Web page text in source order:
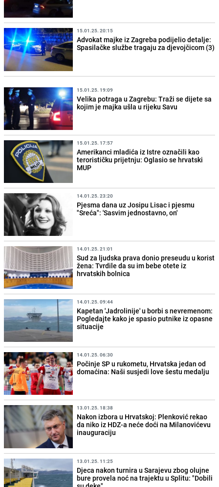
15.01.25. 20:15
Advokat majke iz Zagreba podijelio detalje:
Spasilačke službe tragaju za djevojčicom (3)
15.01.25. 19:09
Velika potraga u Zagrebu: Traži se dijete sa
kojim je majka ušla u rijeku Savu
15.01.25. 17:57
Amerikanci mladića iz Istre označili kao
terorističku prijetnju: Oglasio se hrvatski
MUP
14.01.25. 23:20
Pjesma dana uz Josipu Lisac i pjesmu
"Sreća": 'Sasvim jednostavno, on'
14.01.25. 21:01
Sud za ljudska prava donio preseudu u korist
žena: Tvrdile da su im bebe otete iz
hrvatskih bolnica
14.01.25. 09:44
Kapetan 'Jadrolinije' u borbi s nevremenom:
Pogledajte kako je spasio putnike iz opasne
situacije
14.01.25. 06:30
Počinje SP u rukometu, Hrvatska jedan od
domaćina: Naši susjedi love šestu medalju
13.01.25. 18:38
Nakon izbora u Hrvatskoj: Plenković rekao
da niko iz HDZ-a neće doći na Milanovićevu
inauguraciju
13.01.25. 11:25
Djeca nakon turnira u Sarajevu zbog olujne
bure provela noć na trajektu u Splitu: "Dobili